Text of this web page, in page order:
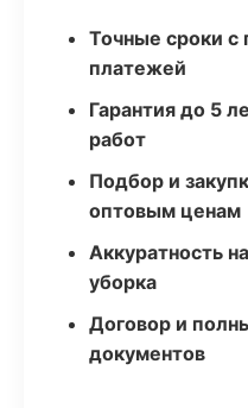
Точные сроки с
платежей
Гарантия до 5
работ
Подбор и
оптовым ценам
Аккуратность
уборка
Договор и
документов